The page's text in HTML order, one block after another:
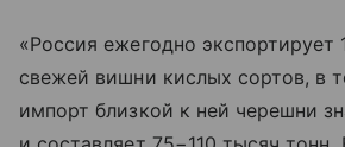
«Россия ежегодно экспортирует
свежей вишни кислых сортов, в
импорт близкой к ней черешни